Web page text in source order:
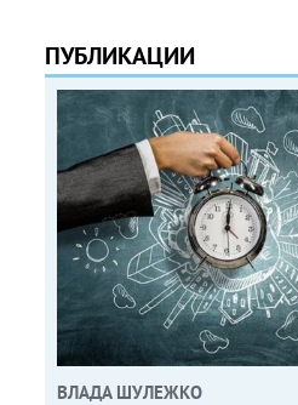
ПУБЛИКАЦИИ
ВЛАДА ШУЛЕЖКО